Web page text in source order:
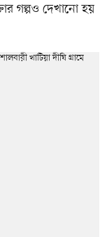
গল্পও দেখানো হয়